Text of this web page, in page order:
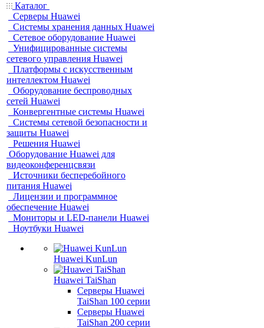
Каталог
Серверы Huawei
Системы хранения данных Huawei
Сетевое оборудование Huawei
Унифицированные системы
сетевого управления Huawei
Платформы с искусственным
интеллектом Huawei
Оборудование беспроводных
сетей Huawei
Конвергентные системы Huawei
Системы сетевой безопасности и
защиты Huawei
Решения Huawei
Оборудование Huawei для
видеоконференцсвязи
Источники бесперебойного
питания Huawei
Лицензии и программное
обеспечение Huawei
Мониторы и LED-панели Huawei
Ноутбуки Huawei
Huawei KunLun
Huawei TaiShan
Серверы Huawei
TaiShan 100 серии
Серверы Huawei
TaiShan 200 серии